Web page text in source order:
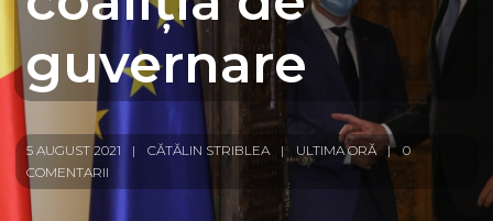
guvernare
5 AUGUST 2021 CĂTĂLIN STRIBLEA ULTIMA ORĂ
0
COMENTARII